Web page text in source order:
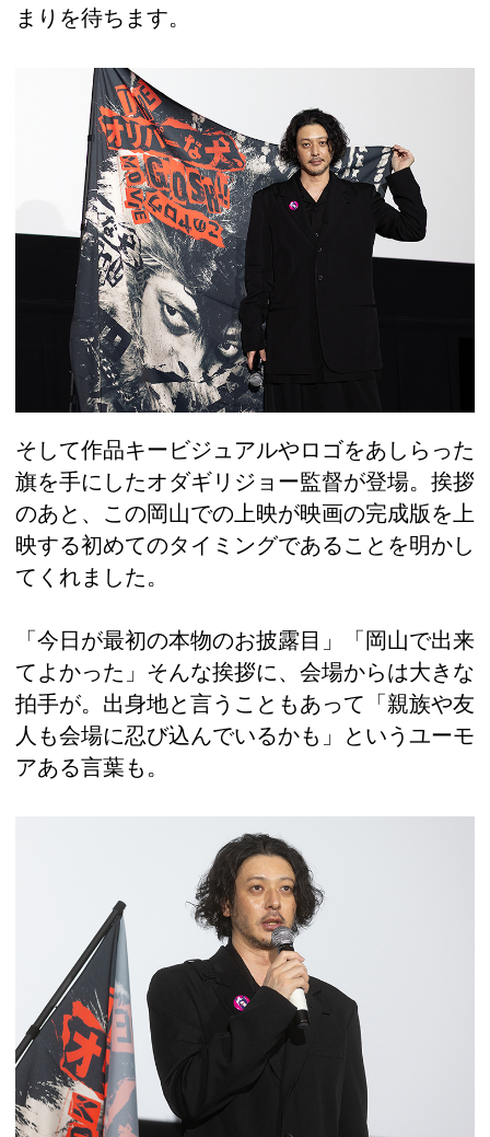
まりを待ちます。
そして作品キービジュアルやロゴをあしらった
旗を手にしたオダギリジョー監督が登場。挨拶
のあと、この岡山での上映が映画の完成版を上
映する初めてのタイミングであることを明かし
てくれました。
「今日が最初の本物のお披露目」「岡山で出来
てよかった」そんな挨拶に、会場からは大きな
拍手が。出身地と言うこともあって「親族や友
人も会場に忍び込んでいるかも」というユーモ
アある言葉も。